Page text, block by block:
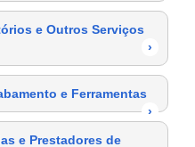
e Outros Serviços
›
e Ferramentas
›
e Prestadores de